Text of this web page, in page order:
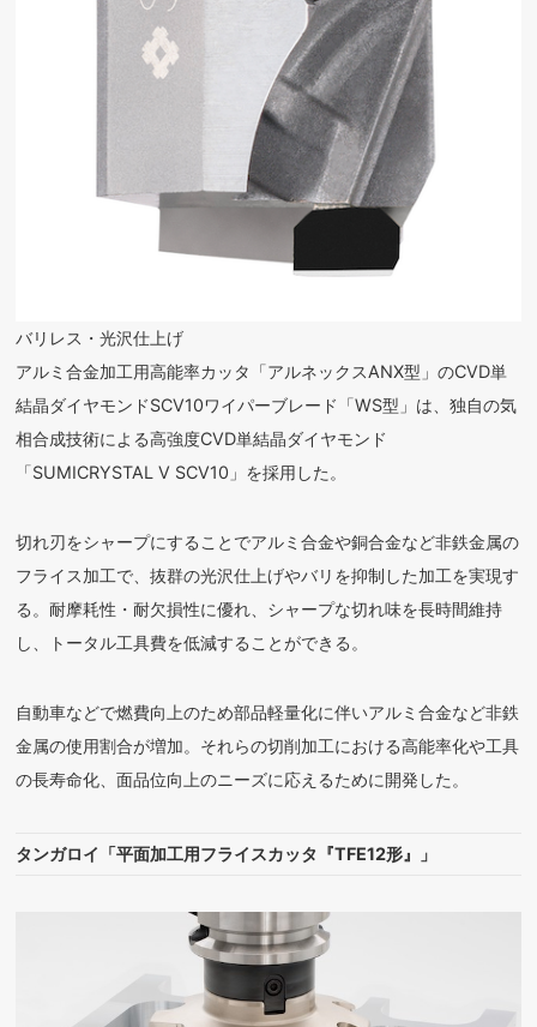
バリレス・光沢仕上げ
アルミ合金加工用高能率カッタ「アルネックスANX型」のCVD単
結晶ダイヤモンドSCV10ワイパーブレード「WS型」は、独自の気
相合成技術による高強度CVD単結晶ダイヤモンド
「SUMICRYSTAL V SCV10」を採用した。
切れ刃をシャープにすることでアルミ合金や銅合金など非鉄金属の
フライス加工で、抜群の光沢仕上げやバリを抑制した加工を実現す
る。耐摩耗性・耐欠損性に優れ、シャープな切れ味を長時間維持
し、トータル工具費を低減することができる。
自動車などで燃費向上のため部品軽量化に伴いアルミ合金など非鉄
金属の使用割合が増加。それらの切削加工における高能率化や工具
の長寿命化、面品位向上のニーズに応えるために開発した。
タンガロイ「平面加工用フライスカッタ『TFE12形』」